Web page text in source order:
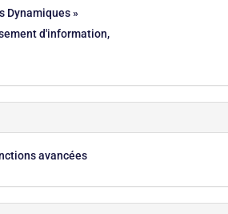
Dynamiques »
d'information,
avancées